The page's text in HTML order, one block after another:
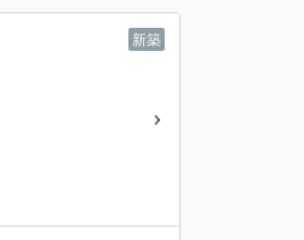
新築